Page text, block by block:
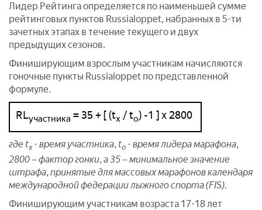
Лидер Рейтинга определяется по наименьшей сумме
рейтинговых пунктов Russialoppet, набранных в 5-ти
зачетных этапах в течение текущего и двух
предыдущих сезонов.
Финиширующим взрослым участникам начисляются
гоночные пункты Russialoppet по представленной
формуле.
RLучастника = 35 + [ (tх / tо) -1 ] x 2800
где tх- время участника, tо - время лидера марафона,
2800 – фактор гонки, а 35 – минимальное значение
штрафа, принятые для массовых марафонов календаря
международной федерации лыжного спорта (FIS).
Финиширующим участникам возраста 17-18 лет